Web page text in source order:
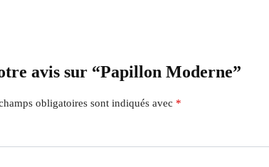
avis sur “Papillon Moderne”
obligatoires sont indiqués avec *